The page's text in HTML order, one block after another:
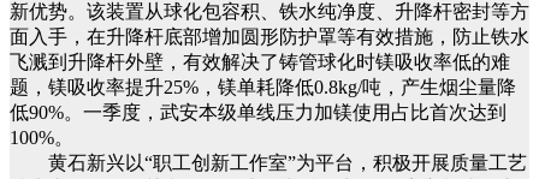
新优势。该装置从球化包容积、铁水纯净度、升降杆密封等方
面入手，在升降杆底部增加圆形防护罩等有效措施，防止铁水
飞溅到升降杆外壁，有效解决了铸管球化时镁吸收率低的难
题，镁吸收率提升25%，镁单耗降低0.8kg/吨，产生烟尘量降
低90%。一季度，武安本级单线压力加镁使用占比首次达到
100%。
黄石新兴以“职工创新工作室”为平台，积极开展质量工艺